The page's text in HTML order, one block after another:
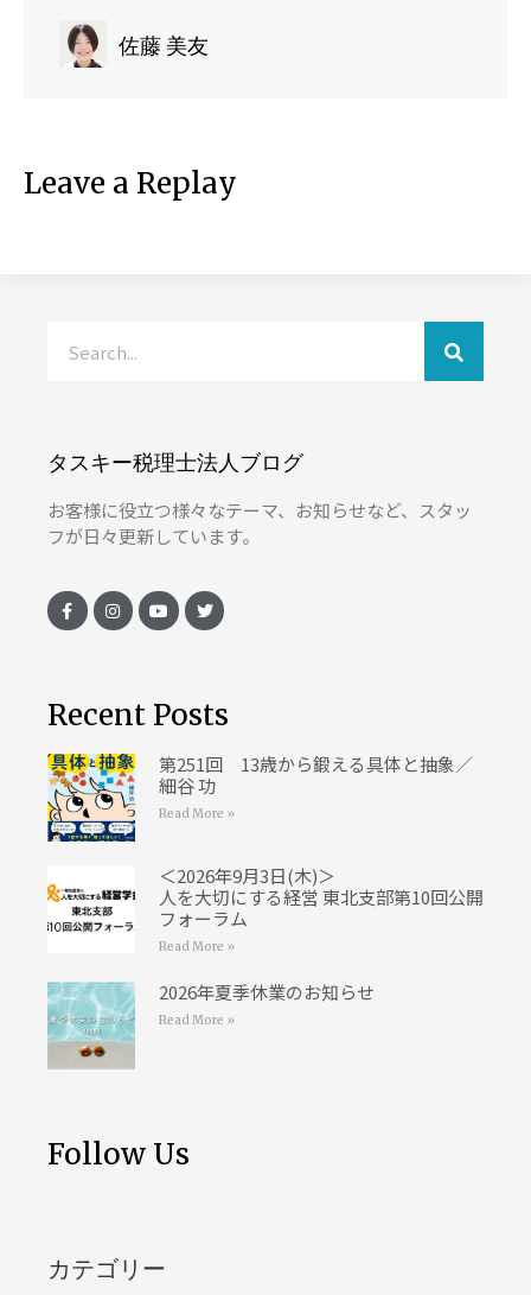
佐藤 美友
Leave a Replay
タスキー税理士法人ブログ
お客様に役立つ様々なテーマ、お知らせなど、スタッ
フが日々更新しています。
Recent Posts
第251回 13歳から鍛える具体と抽象／
細谷 功
Read More »
＜2026年9月3日(木)＞
人を大切にする経営 東北支部第10回公開
フォーラム
Read More »
2026年夏季休業のお知らせ
Read More »
Follow Us
カテゴリー